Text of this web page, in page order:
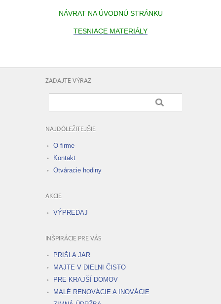
NÁVRAT NA ÚVODNÚ STRÁNKU
TESNIACE MATERIÁLY
ZADAJTE VÝRAZ
NAJDÔLEŽITEJŠIE
O firme
Kontakt
Otváracie hodiny
AKCIE
VÝPREDAJ
INŠPIRÁCIE PRE VÁS
PRIŠLA JAR
MAJTE V DIELNI ČISTO
PRE KRAJŠÍ DOMOV
MALÉ RENOVÁCIE A INOVÁCIE